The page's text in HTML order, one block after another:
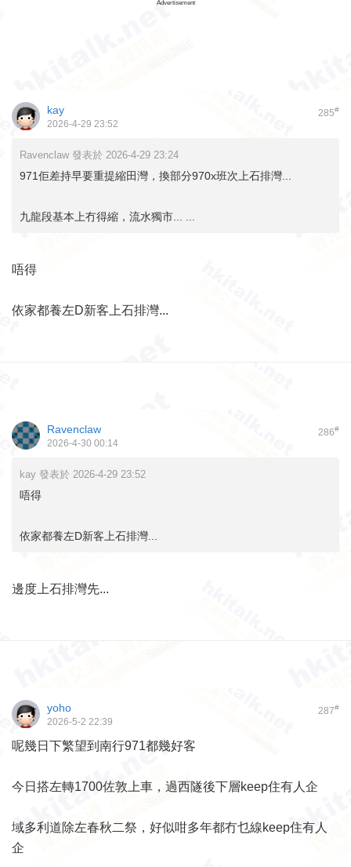
Advertisement
285#
kay
2026-4-29 23:52
Ravenclaw 發表於 2026-4-29 23:24
971佢差持早要重提縮田灣，換部分970x班次上石排灣...
九龍段基本上冇得縮，流水獨市... ...
唔得
依家都養左D新客上石排灣...
286#
Ravenclaw
2026-4-30 00:14
kay 發表於 2026-4-29 23:52
唔得
依家都養左D新客上石排灣...
邊度上石排灣先...
287#
yoho
2026-5-2 22:39
呢幾日下繁望到南行971都幾好客
今日搭左轉1700佐敦上車，過西隧後下層keep住有人企
域多利道除左春秋二祭，好似咁多年都冇乜線keep住有人
企